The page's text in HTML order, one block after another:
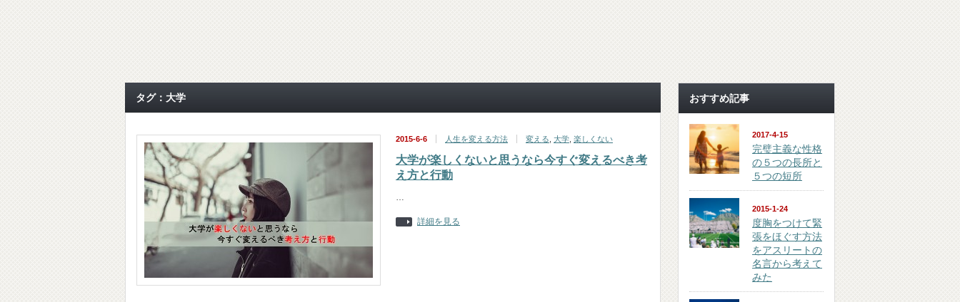
タグ：大学
2015-6-6 人生を変える方法 変える 大学 楽しくない
大学が楽しくないと思うなら今すぐ変えるべき考
え方と行動
…
詳細を見る
おすすめ記事
2017-4-15
完璧主義な性格
の５つの長所と
５つの短所
2015-1-24
度胸をつけて緊
張をほぐす方法
をアスリートの
名言から考えて
みた